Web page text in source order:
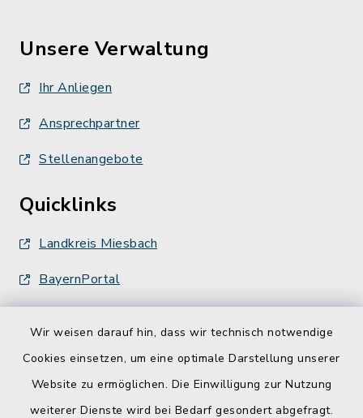
Wir weisen darauf hin, dass wir technisch notwendige
Cookies einsetzen, um eine optimale Darstellung unserer
Website zu ermöglichen. Die Einwilligung zur Nutzung
weiterer Dienste wird bei Bedarf gesondert abgefragt.
Unsere Verwaltung
Ihr Anliegen
Ansprechpartner
Stellenangebote
Quicklinks
Landkreis Miesbach
BayernPortal